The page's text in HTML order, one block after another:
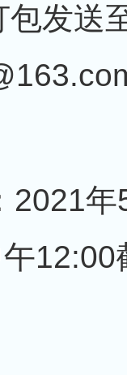
发送
2021
12:00